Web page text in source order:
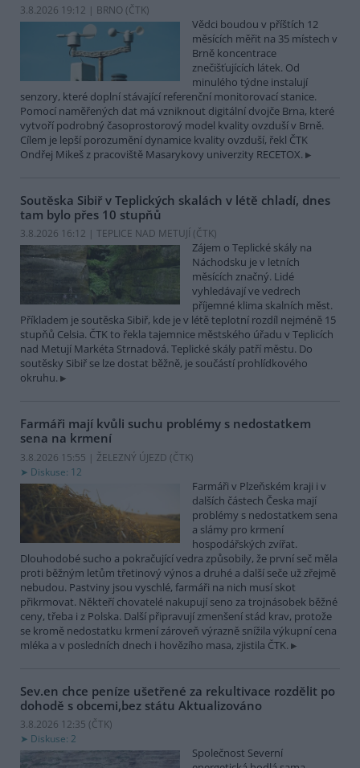
3.8.2026 19:12 | BRNO (ČTK)
Vědci boudou v příštích 12
měsících měřit na 35 místech v
Brně koncentrace
znečišťujících látek. Od
minulého týdne instalují
senzory, které doplní stávající referenční monitorovací stanice.
Pomocí naměřených dat má vzniknout digitální dvojče Brna, které
vytvoří podrobný časoprostorový model kvality ovzduší v Brně.
Cílem je lepší porozumění dynamice kvality ovzduší, řekl ČTK
Ondřej Mikeš z pracoviště Masarykovy univerzity RECETOX.
Soutěska Sibiř v Teplických skalách v létě chladí, dnes
tam bylo přes 10 stupňů
3.8.2026 16:12 | TEPLICE NAD METUJÍ (ČTK)
Zájem o Teplické skály na
Náchodsku je v letních
měsících značný. Lidé
vyhledávají ve vedrech
příjemné klima skalních měst.
Příkladem je soutěska Sibiř, kde je v létě teplotní rozdíl nejméně 15
stupňů Celsia. ČTK to řekla tajemnice městského úřadu v Teplicích
nad Metují Markéta Strnadová. Teplické skály patří městu. Do
soutěsky Sibiř se lze dostat běžně, je součástí prohlídkového
okruhu.
Farmáři mají kvůli suchu problémy s nedostatkem
sena na krmení
3.8.2026 15:55 | ŽELEZNÝ ÚJEZD (ČTK)
Diskuse: 12
Farmáři v Plzeňském kraji i v
dalších částech Česka mají
problémy s nedostatkem sena
a slámy pro krmení
hospodářských zvířat.
Dlouhodobé sucho a pokračující vedra způsobily, že první seč měla
proti běžným letům třetinový výnos a druhé a další seče už zřejmě
nebudou. Pastviny jsou vyschlé, farmáři na nich musí skot
přikrmovat. Někteří chovatelé nakupují seno za trojnásobek běžné
ceny, třeba i z Polska. Další připravují zmenšení stád krav, protože
se kromě nedostatku krmení zároveň výrazně snížila výkupní cena
mléka a v posledních dnech i hovězího masa, zjistila ČTK.
Sev.en chce peníze ušetřené za rekultivace rozdělit po
dohodě s obcemi,bez státu Aktualizováno
3.8.2026 12:35 (ČTK)
Diskuse: 2
Společnost Severní